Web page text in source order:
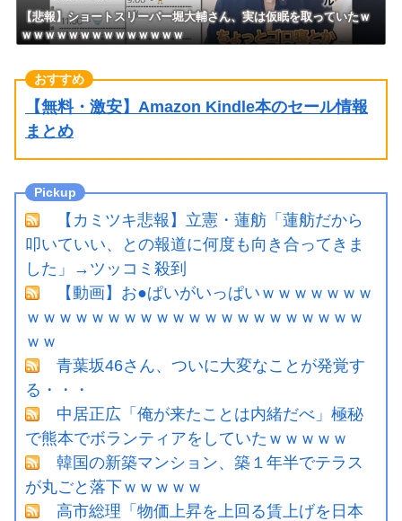
【悲報】ショートスリーパー堀大輔さん、実は仮眠を取っていたｗ
ｗｗｗｗｗｗｗｗｗｗｗｗｗｗ
【無料・激安】Amazon Kindle本のセール情報
まとめ
【カミツキ悲報】立憲・蓮舫「蓮舫だから
叩いていい、との報道に何度も向き合ってきま
した」→ツッコミ殺到
【動画】お●ぱいがいっぱいｗｗｗｗｗｗｗ
ｗｗｗｗｗｗｗｗｗｗｗｗｗｗｗｗｗｗｗｗｗ
ｗｗ
青葉坂46さん、ついに大変なことが発覚す
る・・・
中居正広「俺が来たことは内緒だべ」極秘
で熊本でボランティアをしていたｗｗｗｗｗ
韓国の新築マンション、築１年半でテラス
が丸ごと落下ｗｗｗｗｗ
高市総理「物価上昇を上回る賃上げを日本